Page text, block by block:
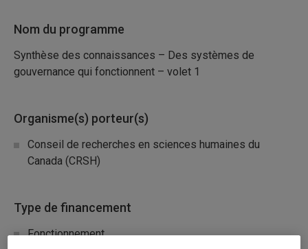
Nom du programme
Synthèse des connaissances – Des systèmes de
gouvernance qui fonctionnent – volet 1
Organisme(s) porteur(s)
Conseil de recherches en sciences humaines du
Canada (CRSH)
Type de financement
Fonctionnement